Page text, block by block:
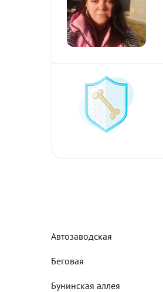
Автозаводская
Беговая
Бунинская аллея